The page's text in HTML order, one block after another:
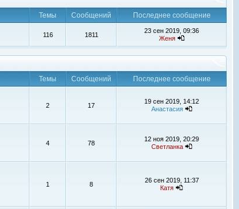
Темы Сообщений
Последнее сообщение
116 1811
23 сен 2019, 09:36
Женя
Темы Сообщений
Последнее сообщение
2 17
19 сен 2019, 14:12
Анастасия
4 78
12 ноя 2019, 20:29
Светланка
1 8
26 сен 2019, 11:37
Катя